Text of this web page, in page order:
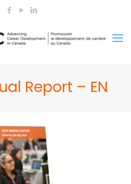
Report – EN